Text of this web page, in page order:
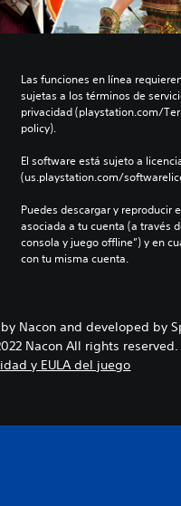
Las funciones en línea
sujetas a los términos de
privacidad (playstation.com/
policy).
El software está sujeto a
(us.playstation.com/
Puedes descargar y reproducir
asociada a tu cuenta (a través
consola y juego offline”) y en
con tu misma cuenta.
Nacon and developed by
Nacon All rights reserved.
y EULA del juego